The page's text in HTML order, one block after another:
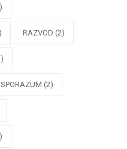
RAZVOD (2)
SPORAZUM (2)